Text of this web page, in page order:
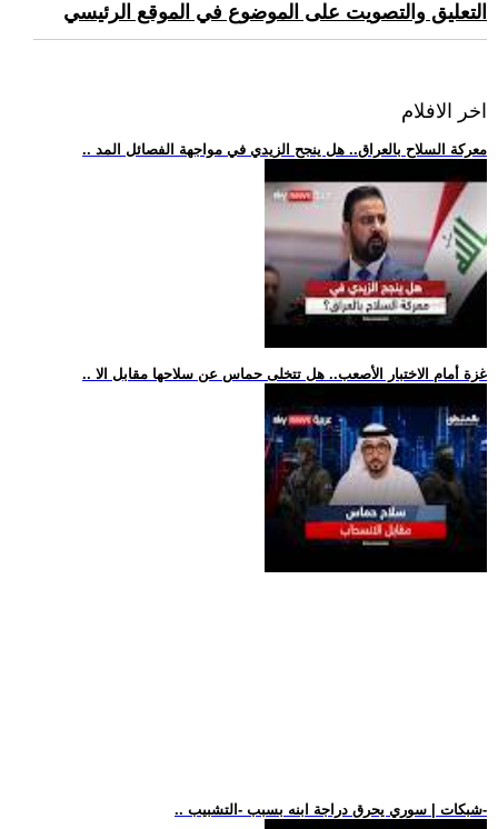
التعليق والتصويت على الموضوع في الموقع الرئيسي
اخر الافلام
.. معركة السلاح بالعراق.. هل ينجح الزيدي في مواجهة الفصائل المد
.. غزة أمام الاختبار الأصعب.. هل تتخلى حماس عن سلاحها مقابل الا
.. شبكات | سوري يحرق دراجة ابنه بسبب -التشبيب-